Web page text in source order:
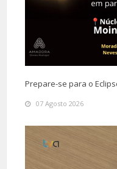
Prepare-se para o
07 Agosto 2026